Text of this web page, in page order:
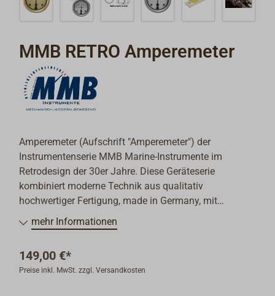
MMB RETRO Amperemeter
Amperemeter (Aufschrift "Amperemeter") der
Instrumentenserie MMB Marine-Instrumente im
Retrodesign der 30er Jahre. Diese Geräteserie
kombiniert moderne Technik aus qualitativ
hochwertiger Fertigung, made in Germany, mit
traditionellem Design.
Gehäuse (aus verzinktem und anschließend
Messing) sind korrosionsfrei, Ziffernblatt
aluminiumbeschichtet, Abdeckglas mit beschlagfreier
mehr Informationen
149,00 €*
Preise inkl. MwSt. zzgl. Versandkosten